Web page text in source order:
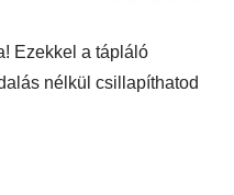
Ezekkel a tápláló
nélkül csillapíthatod